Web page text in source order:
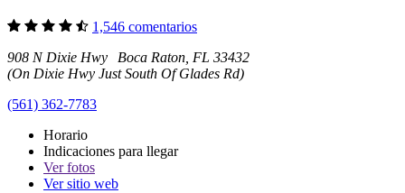
1,546 comentarios
908 N Dixie Hwy Boca Raton, FL 33432
(On Dixie Hwy Just South Of Glades Rd)
(561) 362-7783
Horario
Indicaciones para llegar
Verfotos
Ver sitio web